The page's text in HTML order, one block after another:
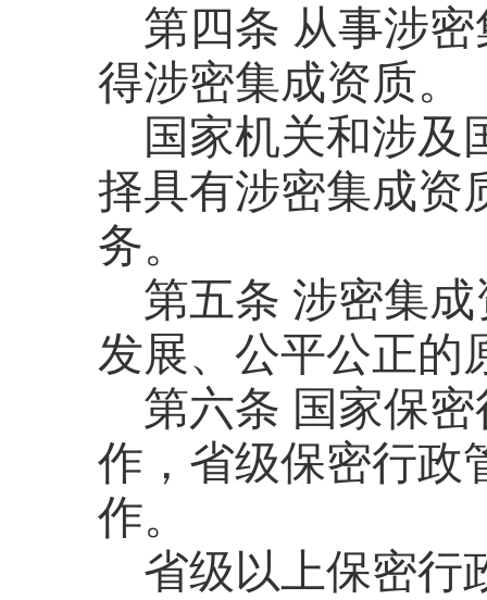
第四条 从事涉
得涉密集成资质。
国家机关和涉及
择具有涉密集成资
务。
第五条 涉密集
发展、公平公正的
第六条 国家保
作，省级保密行政
作。
省级以上保密行